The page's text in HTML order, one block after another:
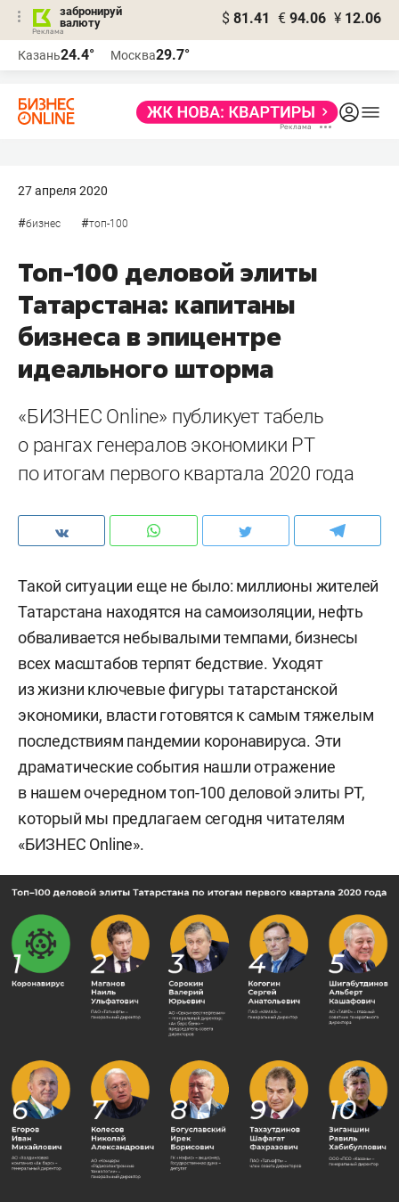
забронируй
валюту
$ 81.41 € 94.06 ¥ 12.06
Казань24.4° Москва29.7°
27 апреля 2020
#бизнес #топ-100
Топ-100 деловой элиты
Татарстана: капитаны
бизнеса в эпицентре
идеального шторма
«БИЗНЕС Online» публикует табель
о рангах генералов экономики РТ
по итогам первого квартала 2020 года
Такой ситуации еще не было: миллионы жителей
Татарстана находятся на самоизоляции, нефть
обваливается небывалыми темпами, бизнесы
всех масштабов терпят бедствие. Уходят
из жизни ключевые фигуры татарстанской
экономики, власти готовятся к самым тяжелым
последствиям пандемии коронавируса. Эти
драматические события нашли отражение
в нашем очередном топ-100 деловой элиты РТ,
который мы предлагаем сегодня читателям
«БИЗНЕС Online».